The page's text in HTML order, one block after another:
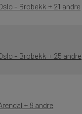
- Brobekk + 21 andre
- Brobekk + 25 andre
+ 9 andre